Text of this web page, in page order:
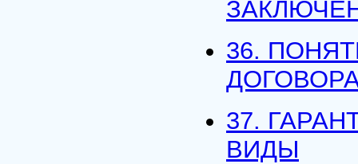
36.
37.
ВИДЫ